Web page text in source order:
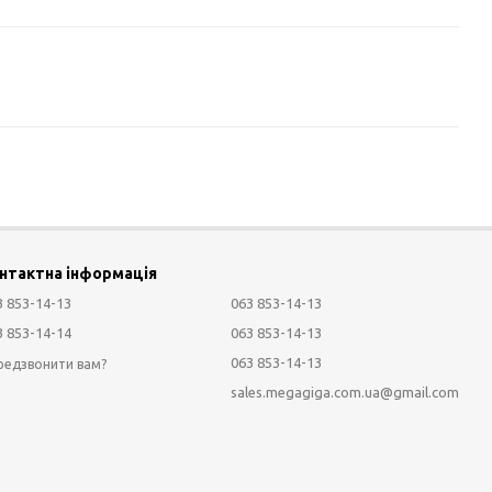
інформація
853-14-13
853-14-14
вам?
063 853-14-13
063 853-14-13
063 853-14-13
sales.megagiga.com.ua@gmail.com